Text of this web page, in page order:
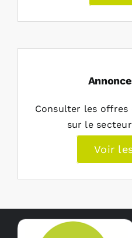
Consulter les offres
sur le
Voir